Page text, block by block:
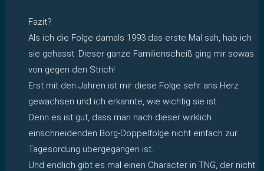
Fazit?
Als ich die Folge damals 1993 das erste Mal sah, hab ich
sie gehasst. Dieser ganze Familienscheiß ging mir sowas
von gegen den Strich!
Erst mit den Jahren ist mir diese Folge sehr ans Herz
gewachsen und ich erkannte, wie wichtig sie ist.
Denn es ist gut, dass man nach dieser wirklich
einschneidenden Borg-Doppelfolge nicht einfach zur
Tagesordung übergegangen ist.
Und endlich gibt es mal einen Character in TNG, der nicht